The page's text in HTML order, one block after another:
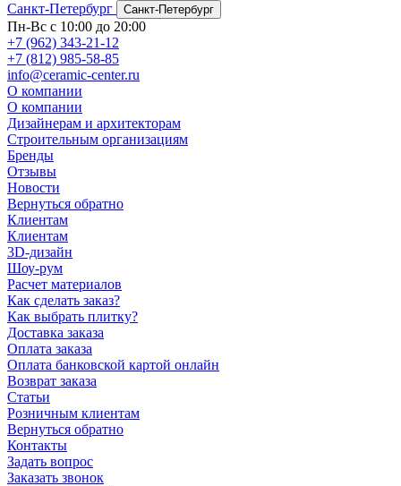
Санкт-Петербург
Санкт-Петербург
Пн-Вс с 10:00 до 20:00
+7 (962) 343-21-12
+7 (812) 985-58-85
info@ceramic-center.ru
О компании
О компании
Дизайнерам и архитекторам
Строительным организациям
Бренды
Отзывы
Новости
Вернуться обратно
Клиентам
Клиентам
3D-дизайн
Шоу-рум
Расчет материалов
Как сделать заказ?
Как выбрать плитку?
Доставка заказа
Оплата заказа
Оплата банковской картой онлайн
Возврат заказа
Статьи
Розничным клиентам
Вернуться обратно
Контакты
Задать вопрос
Заказать звонок